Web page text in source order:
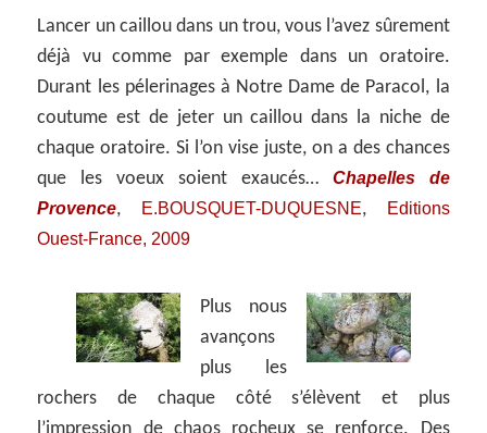
Lancer un caillou dans un trou, vous l’avez sûrement
déjà vu comme par exemple dans un oratoire.
Durant les pélerinages à Notre Dame de Paracol, la
coutume est de jeter un caillou dans la niche de
chaque oratoire. Si l’on vise juste, on a des chances
que les voeux soient exaucés… Chapelles de
Provence, E.BOUSQUET-DUQUESNE,
Editions
Ouest-France, 2009
Plus nous
avançons
plus les
rochers de chaque côté s’élèvent et plus
l’impression de chaos rocheux se renforce. Des